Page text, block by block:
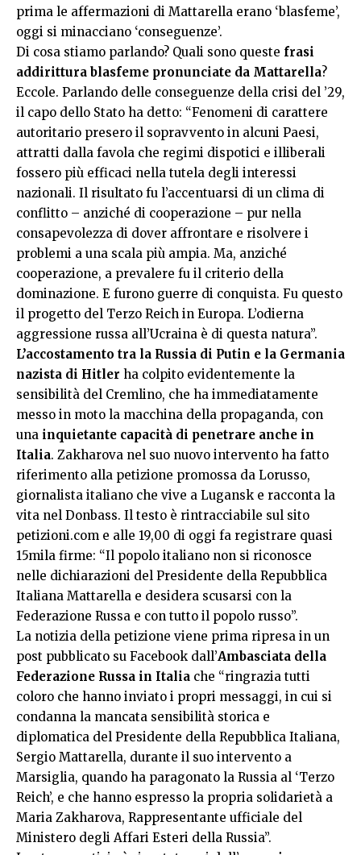
prima le affermazioni di Mattarella erano ‘blasfeme’,
oggi si minacciano ‘conseguenze’.
Di cosa stiamo parlando? Quali sono queste frasi
addirittura blasfeme pronunciate da Mattarella?
Eccole. Parlando delle conseguenze della crisi del ’29,
il capo dello Stato ha detto: “Fenomeni di carattere
autoritario presero il sopravvento in alcuni Paesi,
attratti dalla favola che regimi dispotici e illiberali
fossero più efficaci nella tutela degli interessi
nazionali. Il risultato fu l’accentuarsi di un clima di
conflitto – anziché di cooperazione – pur nella
consapevolezza di dover affrontare e risolvere i
problemi a una scala più ampia. Ma, anziché
cooperazione, a prevalere fu il criterio della
dominazione. E furono guerre di conquista. Fu questo
il progetto del Terzo Reich in Europa. L’odierna
aggressione russa all’Ucraina è di questa natura”.
L’accostamento tra la Russia di Putin e la Germania
nazista di Hitler ha colpito evidentemente la
sensibilità del Cremlino, che ha immediatamente
messo in moto la macchina della propaganda, con
una inquietante capacità di penetrare anche in
Italia. Zakharova nel suo nuovo intervento ha fatto
riferimento alla petizione promossa da Lorusso,
giornalista italiano che vive a Lugansk e racconta la
vita nel Donbass. Il testo è rintracciabile sul sito
petizioni.com e alle 19,00 di oggi fa registrare quasi
15mila firme: “Il popolo italiano non si riconosce
nelle dichiarazioni del Presidente della Repubblica
Italiana Mattarella e desidera scusarsi con la
Federazione Russa e con tutto il popolo russo”.
La notizia della petizione viene prima ripresa in un
post pubblicato su Facebook dall’Ambasciata della
Federazione Russa in Italia che “ringrazia tutti
coloro che hanno inviato i propri messaggi, in cui si
condanna la mancata sensibilità storica e
diplomatica del Presidente della Repubblica Italiana,
Sergio Mattarella, durante il suo intervento a
Marsiglia, quando ha paragonato la Russia al ‘Terzo
Reich’, e che hanno espresso la propria solidarietà a
Maria Zakharova, Rappresentante ufficiale del
Ministero degli Affari Esteri della Russia”.